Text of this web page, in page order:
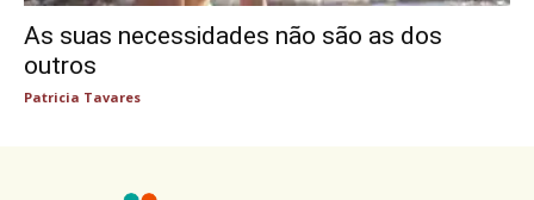
As suas necessidades não são as dos
outros
Patricia Tavares